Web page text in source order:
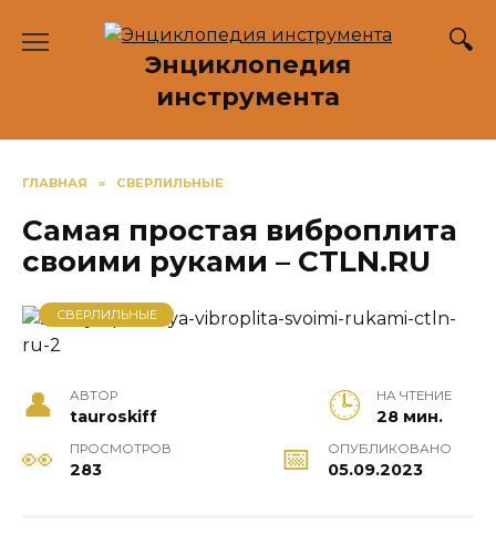
Энциклопедия
инструмента
ГЛАВНАЯ » СВЕРЛИЛЬНЫЕ
Самая простая виброплита
своими руками – CTLN.RU
СВЕРЛИЛЬНЫЕ
АВТОР
tauroskiff
НА ЧТЕНИЕ
28 мин.
ПРОСМОТРОВ
283
ОПУБЛИКОВАНО
05.09.2023